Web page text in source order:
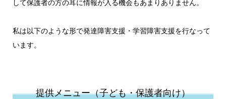
して保護者の方の耳に情報が入る機会もあまりありません。
私は以下のような形で発達障害支援・学習障害支援を行なって
います。
提供メニュー（子ども・保護者向け）